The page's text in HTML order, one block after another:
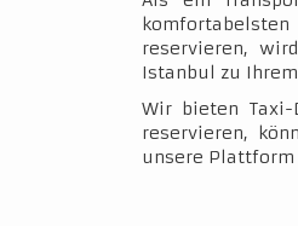
reservieren,
Istanbul zu
Wir bieten
reservieren,
unsere Plattform